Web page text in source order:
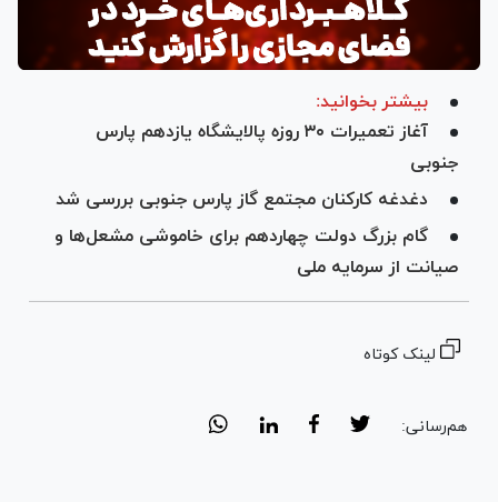
بیشتر بخوانید:
آغاز تعمیرات ۳۰ روزه پالایشگاه یازدهم پارس
جنوبی
دغدغه کارکنان مجتمع گاز پارس جنوبی بررسی شد
گام بزرگ دولت چهاردهم برای خاموشی مشعل‌ها و
صیانت از سرمایه ملی
لینک کوتاه
هم‌رسانی: